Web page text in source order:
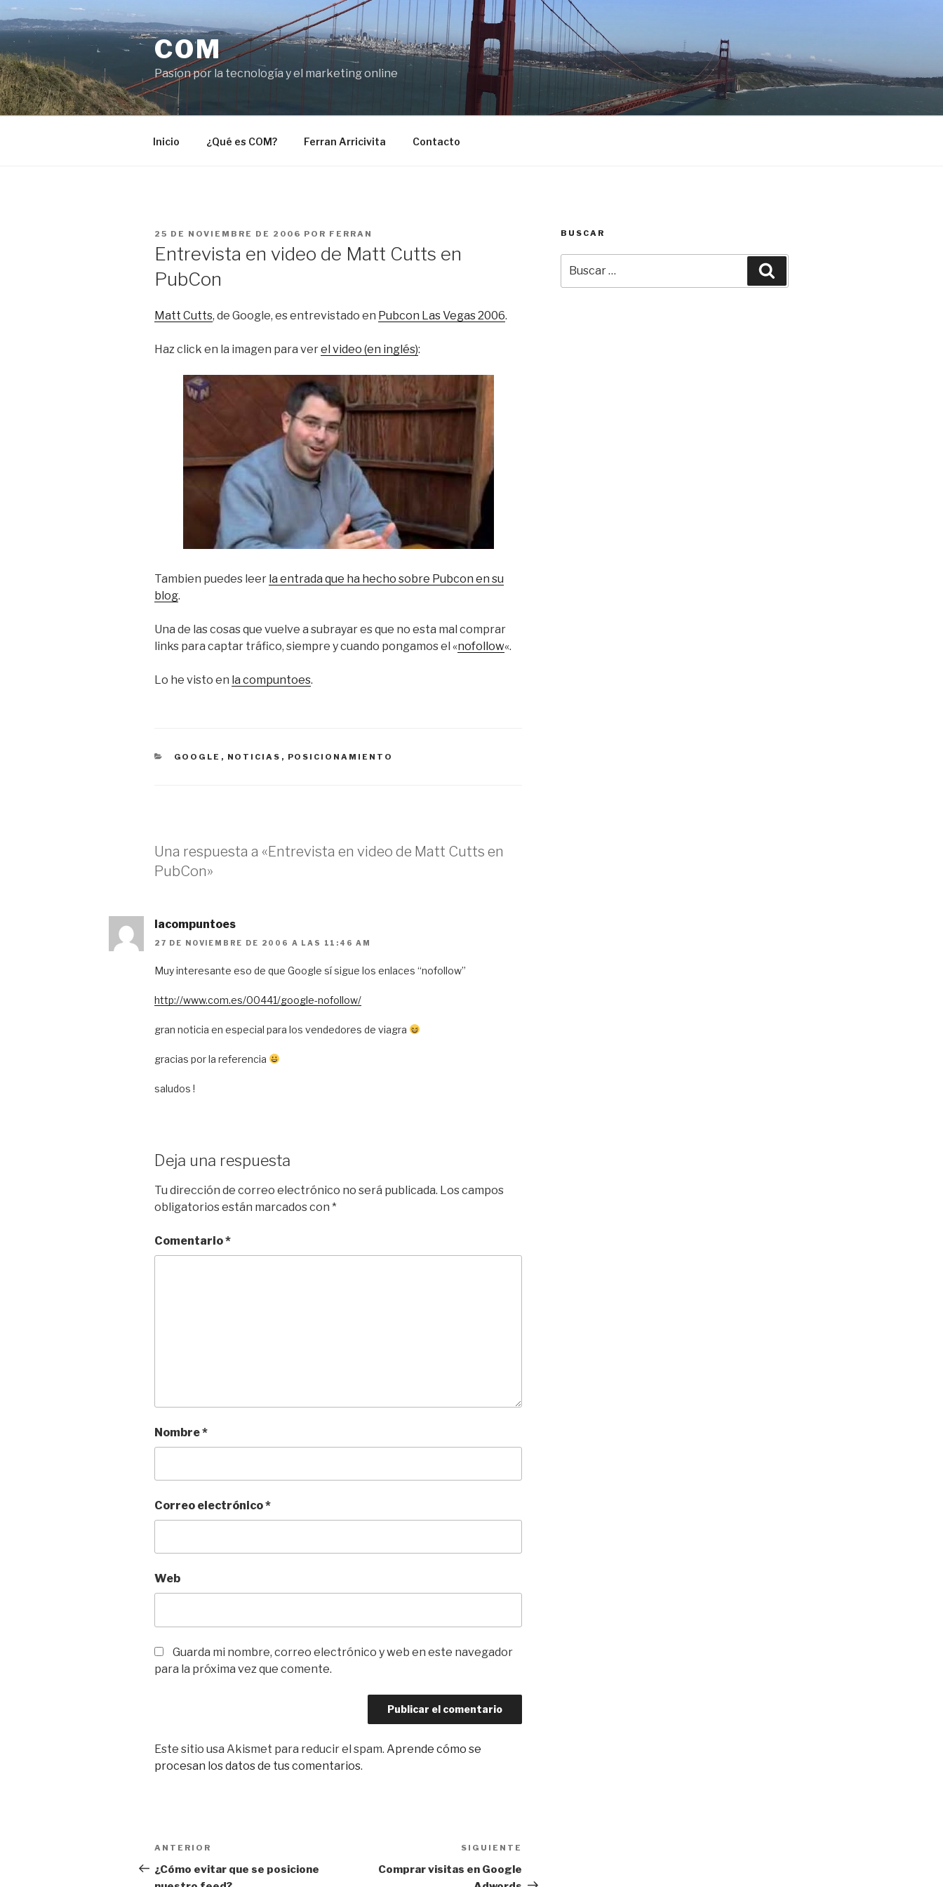
Saltar
al
contenido
COM
Pasíon por la tecnología y el marketing online
Inicio ¿Qué es COM? Ferran Arricivita Contacto
PUBLICADO
25 DE NOVIEMBRE DE 2006 POR FERRAN
Entrevista en video de Matt Cutts en
PubCon
Matt Cutts, de Google, es entrevistado en Pubcon Las Vegas 2006.
Haz click en la imagen para verel video (en inglés):
Tambien puedes leer la entrada que ha hecho sobre Pubcon en su
blog.
Una de las cosas que vuelve a subrayar es que no esta mal comprar
links para captar tráfico, siempre y cuando pongamos el «nofollow«.
Lo he visto en la compuntoes.
CATEGORÍAS
GOOGLE , NOTICIAS , POSICIONAMIENTO
Una respuesta a «Entrevista en video de Matt Cutts en
PubCon»
lacompuntoes
27 DE NOVIEMBRE DE 2006 A LAS 11:46 AM
Muy interesante eso de que Google sí sigue los enlaces “nofollow”
http://www.com.es/00441/google-nofollow/
gran noticia en especial para los vendedores de viagra
gracias por la referencia
saludos !
Deja una respuesta
Tu dirección de correo electrónico no será publicada. Los campos
obligatorios están marcados con *
Comentario*
Nombre*
Correo electrónico*
Web
Guarda mi nombre, correo electrónico y web en este navegador
para la próxima vez que comente.
Este sitio usa Akismet para reducir el spam. Aprende cómo se
procesan los datos de tus comentarios.
Navegación
de
Entrada
anterior:
ANTERIOR
¿Cómo evitar que se posicione
SIGUIENTE
Comprar visitas en Google
BUSCAR
por: